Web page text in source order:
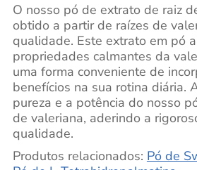
O nosso pó de extrato de raiz
obtido a partir de raízes de
qualidade. Este extrato em pó
propriedades calmantes da
uma forma conveniente de
benefícios na sua rotina diária.
pureza e a potência do nosso
de valeriana, aderindo a
qualidade.
Produtos relacionados: Pó de